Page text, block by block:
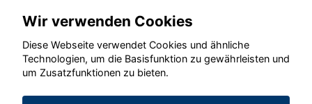
© konjunkturmotor.de GmbH 2020 - 2026
Wir verwenden Cookies
Diese Webseite verwendet Cookies und ähnliche
Technologien, um die Basisfunktion zu gewährleisten und
um Zusatzfunktionen zu bieten.